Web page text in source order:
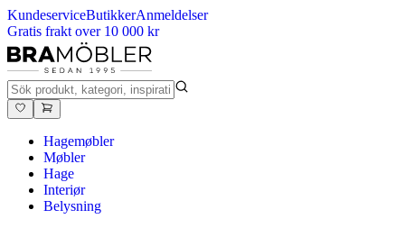
KundeserviceButikkerAnmeldelser
Gratis frakt over 10 000 kr
Hagemøbler
Møbler
Hage
Interiør
Belysning